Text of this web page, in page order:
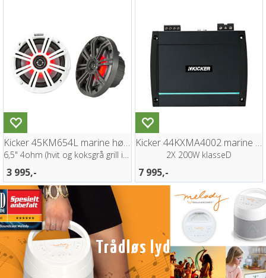
Kicker 45KM654L marine høyttaler (par)
6,5" 4ohm (hvit og koksgrå grill inkl.)
3 995,-
Kicker 44KXMA4002 marine forsterker
2X 200W klasseD
7 995,-
Trådløs lyd